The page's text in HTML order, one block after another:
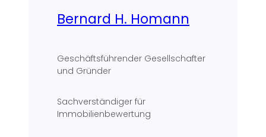
Bernard H. Homann
Geschäftsführender Gesellschafter
und Gründer
Sachverständiger für
Immobilienbewertung